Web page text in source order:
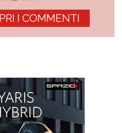
I COMMENTI